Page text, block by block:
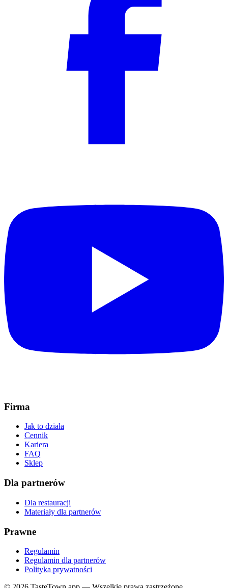
Firma
Jak to działa
Cennik
Kariera
FAQ
Sklep
Dla partnerów
Dla restauracji
Materiały dla partnerów
Prawne
Regulamin
Regulamin dla partnerów
Polityka prywatności